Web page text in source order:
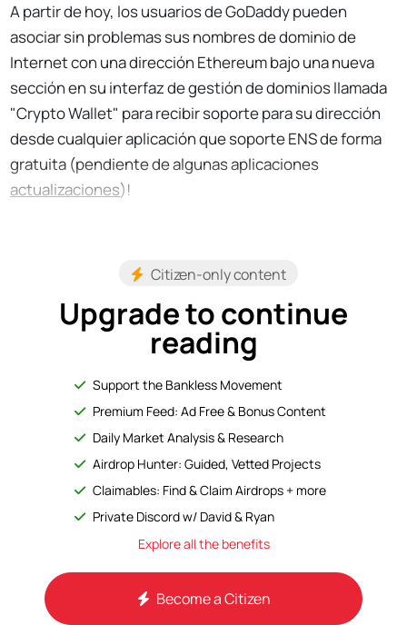
A partir de hoy, los usuarios de GoDaddy pueden
asociar sin problemas sus nombres de dominio de
Internet con una dirección Ethereum bajo una nueva
sección en su interfaz de gestión de dominios llamada
"Crypto Wallet" para recibir soporte para su dirección
desde cualquier aplicación que soporte ENS de forma
gratuita (pendiente de algunas aplicaciones
actualizaciones)!
Citizen-only content
Upgrade to continue
reading
Support the Bankless Movement
Premium Feed: Ad Free & Bonus Content
Daily Market Analysis & Research
Airdrop Hunter: Guided, Vetted Projects
Claimables: Find & Claim Airdrops + more
Private Discord w/ David & Ryan
Explore all the benefits
Become a Citizen